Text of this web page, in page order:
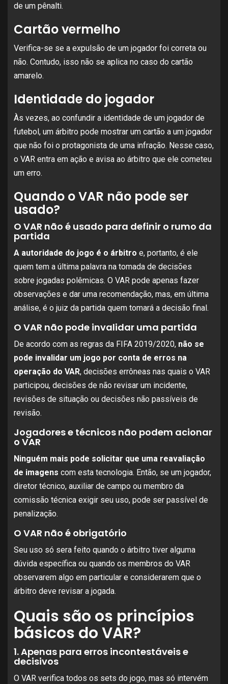
de um pênalti.
Cartão vermelho
Verifica-se se a expulsão de um jogador foi correta ou
não. Contudo, isso não se aplica no caso do cartão
amarelo.
Identidade do jogador
Às vezes, ao confundir a identidade de um jogador de
futebol, um árbitro pode mostrar um cartão a um jogador
que não foi o protagonista de uma infração. Nesse caso,
o VAR entra em ação e avisa ao árbitro que ele cometeu
um erro.
Quando o VAR não pode ser
usado?
O VAR não é usado para definir o rumo da
partida
A autoridade do jogo é o árbitro e, portanto, é ele
quem tem a última palavra na tomada de decisões
sobre jogadas polêmicas. O VAR pode apenas fazer
observações e dar uma recomendação, mas, em última
análise, é o juiz da partida quem tomará a decisão final.
O VAR não pode invalidar uma partida
De acordo com as regras da FIFA 2019/2020, não se
pode invalidar um jogo por conta de erros na
operação do VAR, decisões errôneas nas quais o VAR
participou, decisões de não revisar um incidente,
revisões de situação ou decisões não passíveis de
revisão.
Jogadores e técnicos não podem acionar
o VAR
Ninguém mais pode solicitar que uma reavaliação
de imagens com esta tecnologia. Então, se um jogador,
diretor técnico, auxiliar de campo ou membro da
comissão técnica exigir seu uso, pode ser passível de
penalização.
O VAR não é obrigatório
Seu uso só sera feito quando o árbitro tiver alguma
dúvida específica ou quando os membros do VAR
observarem algo em particular e considerarem que o
árbitro deve revisar a jogada.
Quais são os princípios
básicos do VAR?
1. Apenas para erros incontestáveis ​​e
decisivos
O VAR verifica todos os sets do jogo, mas só intervém